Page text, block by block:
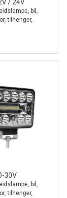
/ 24V
bil,
tilhenger,
30V
bil,
tilhenger,